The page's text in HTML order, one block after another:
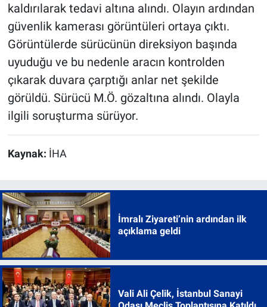
kaldırılarak tedavi altına alındı. Olayın ardından
güvenlik kamerası görüntüleri ortaya çıktı.
Görüntülerde sürücünün direksiyon başında
uyuduğu ve bu nedenle aracın kontrolden
çıkarak duvara çarptığı anlar net şekilde
görüldü. Sürücü M.Ö. gözaltına alındı. Olayla
ilgili soruşturma sürüyor.
Kaynak: İHA
İmralı Ziyareti’nin ardından ilk
açıklama geldi
Vali Ali Çelik, İstanbul Sanayi